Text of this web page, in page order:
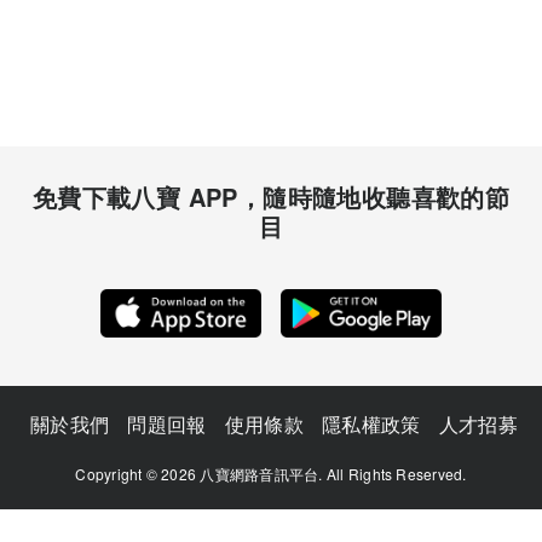
免費下載八寶 APP，隨時隨地收聽喜歡的節
目
關於我們 問題回報 使用條款 隱私權政策 人才招募
Copyright © 2026 八寶網路音訊平台. All Rights Reserved.